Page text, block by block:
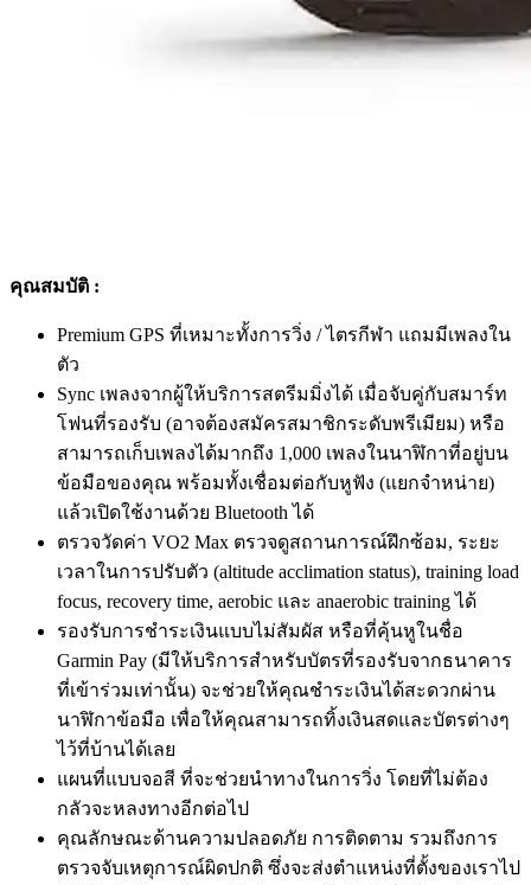
คุณสมบัติ :
Premium GPS ที่เหมาะทั้งการวิ่ง / ไตรกีฬา แถมมีเพลงใน
ตัว
Sync เพลงจากผู้ให้บริการสตรีมมิ่งได้ เมื่อจับคู่กับสมาร์ท
โฟนที่รองรับ (อาจต้องสมัครสมาชิกระดับพรีเมียม) หรือ
สามารถเก็บเพลงได้มากถึง 1,000 เพลงในนาฬิกาที่อยู่บน
ข้อมือของคุณ พร้อมทั้งเชื่อมต่อกับหูฟัง (แยกจำหน่าย)
แล้วเปิดใช้งานด้วย Bluetooth ได้
ตรวจวัดค่า VO2 Max ตรวจดูสถานการณ์ฝึกซ้อม, ระยะ
เวลาในการปรับตัว (altitude acclimation status), training load
focus, recovery time, aerobic และ anaerobic training ได้
รองรับการชำระเงินแบบไม่สัมผัส หรือที่คุ้นหูในชื่อ
Garmin Pay (มีให้บริการสำหรับบัตรที่รองรับจากธนาคาร
ที่เข้าร่วมเท่านั้น) จะช่วยให้คุณชำระเงินได้สะดวกผ่าน
นาฬิกาข้อมือ เพื่อให้คุณสามารถทิ้งเงินสดและบัตรต่างๆ
ไว้ที่บ้านได้เลย
แผนที่แบบจอสี ที่จะช่วยนำทางในการวิ่ง โดยที่ไม่ต้อง
กลัวจะหลงทางอีกต่อไป
คุณลักษณะด้านความปลอดภัย การติดตาม รวมถึงการ
ตรวจจับเหตุการณ์ผิดปกติ ซึ่งจะส่งตำแหน่งที่ตั้งของเราไป